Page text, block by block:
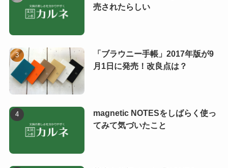
売されたらしい
「ブラウニー手帳」2017年版が9
月1日に発売！改良点は？
magnetic NOTESをしばらく使っ
てみて気づいたこと